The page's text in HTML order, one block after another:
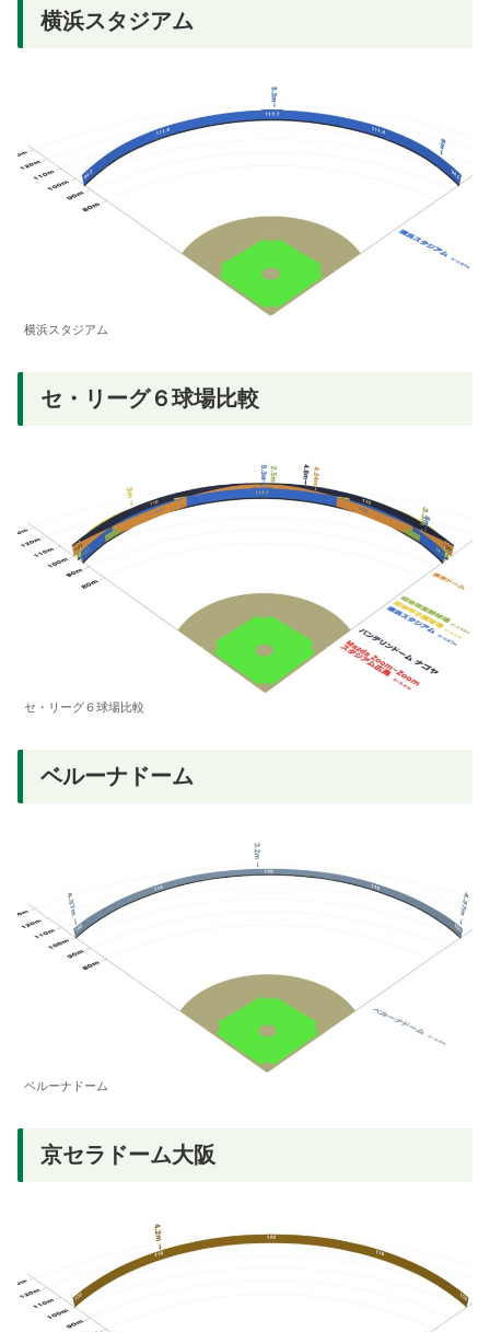
横浜スタジアム
横浜スタジアム
セ・リーグ６球場比較
セ・リーグ６球場比較
ベルーナドーム
ベルーナドーム
京セラドーム大阪